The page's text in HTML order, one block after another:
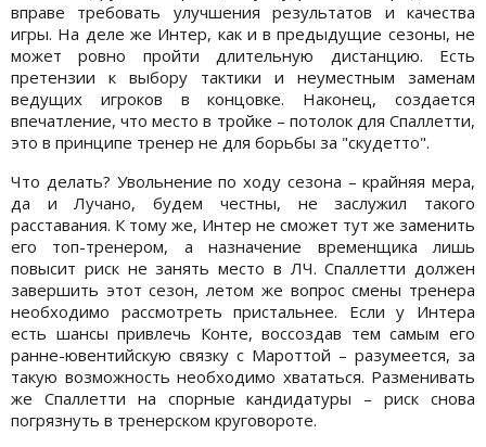
вправе требовать улучшения результатов и качества
игры. На деле же Интер, как и в предыдущие сезоны, не
может ровно пройти длительную дистанцию. Есть
претензии к выбору тактики и неуместным заменам
ведущих игроков в концовке. Наконец, создается
впечатление, что место в тройке – потолок для Спаллетти,
это в принципе тренер не для борьбы за "скудетто".
Что делать? Увольнение по ходу сезона – крайняя мера,
да и Лучано, будем честны, не заслужил такого
расставания. К тому же, Интер не сможет тут же заменить
его топ-тренером, а назначение временщика лишь
повысит риск не занять место в ЛЧ. Спаллетти должен
завершить этот сезон, летом же вопрос смены тренера
необходимо рассмотреть пристальнее. Если у Интера
есть шансы привлечь Конте, воссоздав тем самым его
ранне-ювентийскую связку с Мароттой – разумеется, за
такую возможность необходимо хвататься. Разменивать
же Спаллетти на спорные кандидатуры – риск снова
погрязнуть в тренерском круговороте.